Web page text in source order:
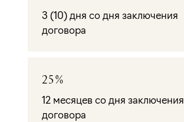
3 (10) дня со дня заключения
договора
25%
12 месяцев со дня заключения
договора